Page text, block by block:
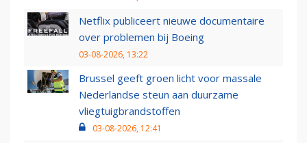
Netflix publiceert nieuwe documentaire
over problemen bij Boeing
03-08-2026, 13:22
Brussel geeft groen licht voor massale
Nederlandse steun aan duurzame
vliegtuigbrandstoffen
03-08-2026, 12:41